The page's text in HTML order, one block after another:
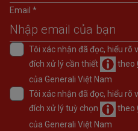
Email *
Tôi xác nhận đã đọc, hiểu rõ
đích xử lý cần thiết
theo
của Generali Việt Nam
Tôi xác nhận đã đọc, hiểu rõ
đích xử lý tuỳ chọn
theo
của Generali Việt Nam